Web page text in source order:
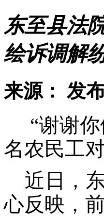
东至县法
绘诉调解
来源： 发
“谢谢
名农民工
近日，
心反映，